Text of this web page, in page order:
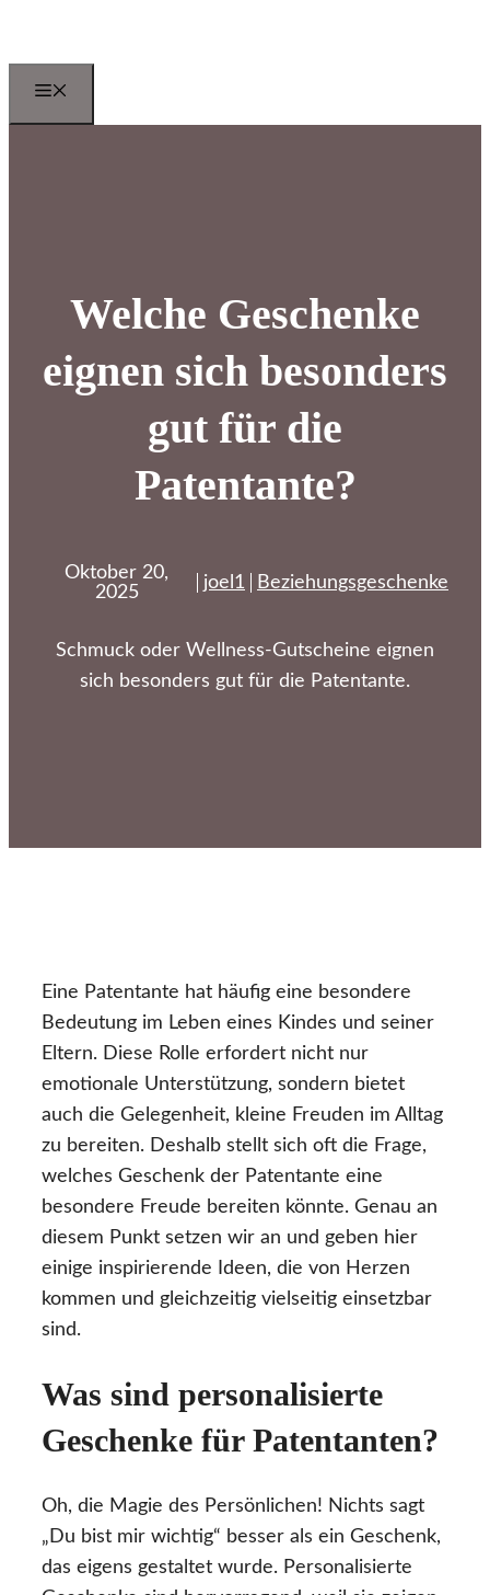
springen
Welche Geschenke
eignen sich besonders
gut für die
Patentante?
Oktober 20,
2025
joel1 Beziehungsgeschenke
Schmuck oder Wellness-Gutscheine eignen
sich besonders gut für die Patentante.
Eine Patentante hat häufig eine besondere
Bedeutung im Leben eines Kindes und seiner
Eltern. Diese Rolle erfordert nicht nur
emotionale Unterstützung, sondern bietet
auch die Gelegenheit, kleine Freuden im Alltag
zu bereiten. Deshalb stellt sich oft die Frage,
welches Geschenk der Patentante eine
besondere Freude bereiten könnte. Genau an
diesem Punkt setzen wir an und geben hier
einige inspirierende Ideen, die von Herzen
kommen und gleichzeitig vielseitig einsetzbar
sind.
Was sind personalisierte
Geschenke für Patentanten?
Oh, die Magie des Persönlichen! Nichts sagt
„Du bist mir wichtig“ besser als ein Geschenk,
das eigens gestaltet wurde. Personalisierte